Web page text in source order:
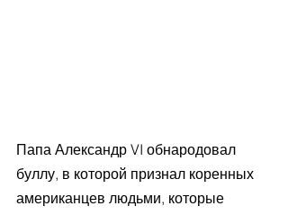
Папа Александр VI обнародовал
буллу, в которой признал коренных
американцев людьми, которые